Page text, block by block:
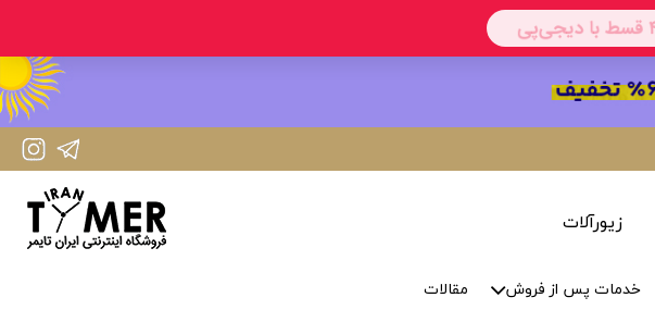
IranTimer Instagram Page
زیورآلات
خدمات پس از فروش مقالات